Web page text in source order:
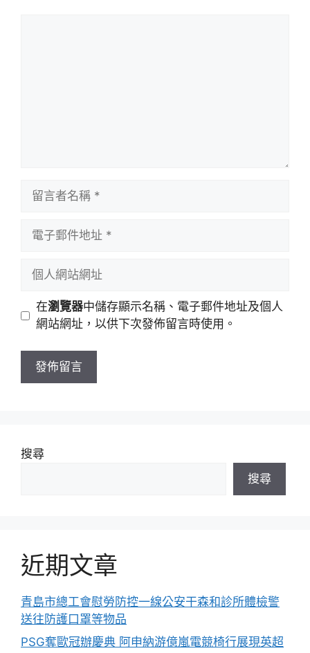
址
站
址
在瀏覽器中儲存顯示名稱、電子郵件地址及個人
網站網址，以供下次發佈留言時使用。
搜尋
搜尋
近期文章
青島市總工會慰勞防控一線公安干森和診所體檢警
送往防護口罩等物品
PSG奪歐冠辦慶典 阿申納游億嵐電競椅行展現英超